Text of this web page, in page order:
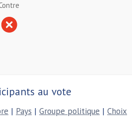
au vote
| Pays | Groupe politique | Choix